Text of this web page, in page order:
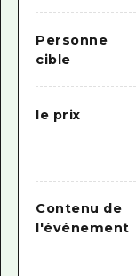
Personne
cible
le prix
Contenu de
l'événement